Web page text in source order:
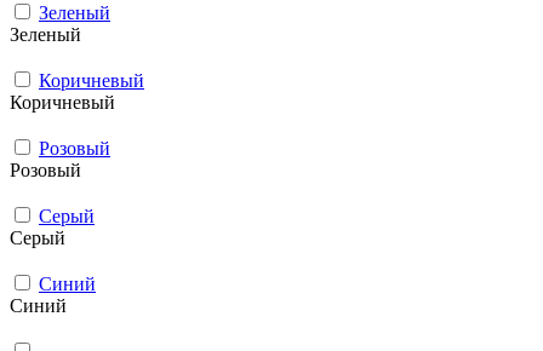
Зеленый
Зеленый
Коричневый
Коричневый
Розовый
Розовый
Серый
Серый
Синий
Синий